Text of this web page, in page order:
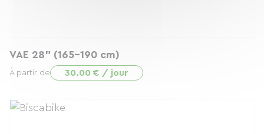
VAE 28" (165-190 cm)
À partir de 30.00 € / jour